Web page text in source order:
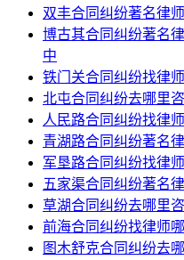
双丰合同纠纷著名律
博古其合同纠纷著名
中
铁门关合同纠纷找律
北屯合同纠纷去哪里
人民路合同纠纷找律
青湖路合同纠纷著名
军垦路合同纠纷找律
五家渠合同纠纷著名
草湖合同纠纷去哪里
前海合同纠纷找律师
图木舒克合同纠纷去